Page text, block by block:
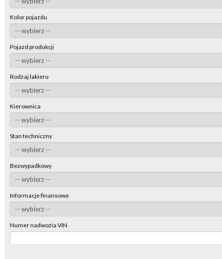
Kolor pojazdu
Pojazd produkcji
Rodzaj lakieru
Kierownica
Stan techniczny
Bezwypadkowy
Informacje finansowe
Numer nadwozia VIN